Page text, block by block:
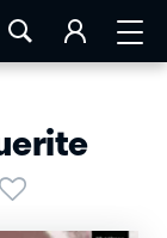
ROCHELLE